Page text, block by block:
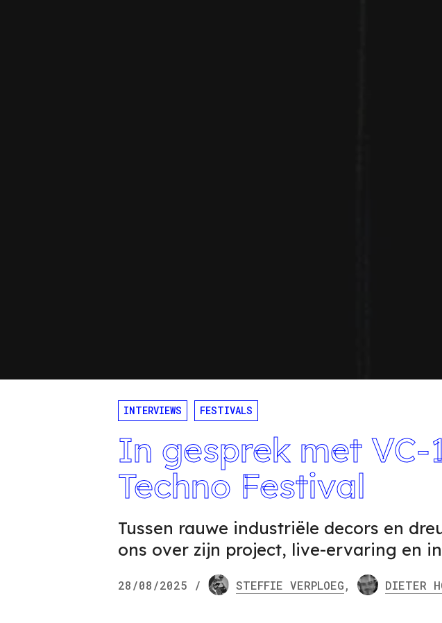
INTERVIEWS FESTIVALS
In gesprek met VC-
Techno Festival
Tussen rauwe industriële decors en
ons over zijn project, live-ervaring en
28/08/2025 / STEFFIE VERPLOEG, DIETER